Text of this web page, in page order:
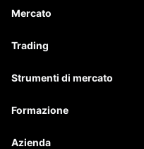
Mercato
Forex
Materie prime
Trading
Piattaforma di trading
Gestione del dispositivo
Strumenti di mercato
Calendario economico
Notizie
Formazione
Elementi fondamentali
Azienda